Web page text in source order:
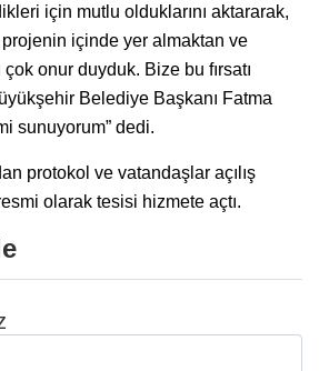
için mutlu olduklarını aktararak,
projenin içinde yer almaktan ve
onur duyduk. Bize bu fırsatı
Belediye Başkanı Fatma
sunuyorum” dedi.
protokol ve vatandaşlar açılış
olarak tesisi hizmete açtı.